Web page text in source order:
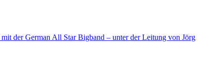
der German All Star Bigband – unter der Leitung von Jörg